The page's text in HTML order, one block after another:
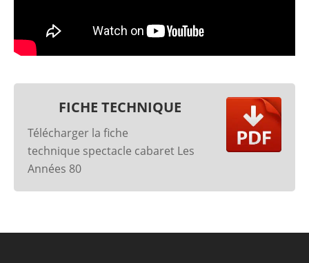
FICHE TECHNIQUE
Télécharger la fiche
technique spectacle cabaret Les
Années 80